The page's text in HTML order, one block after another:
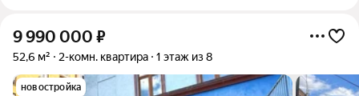
9 990 000 ₽
52,6 м² 2-комн. квартира 1 этаж из 8
новостройка